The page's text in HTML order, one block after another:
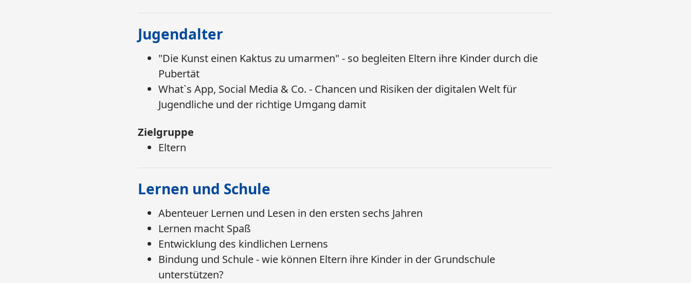
Jugendalter
"Die Kunst einen Kaktus zu umarmen" - so begleiten Eltern ihre Kinder durch die
Pubertät
What`s App, Social Media & Co. - Chancen und Risiken der digitalen Welt für
Jugendliche und der richtige Umgang damit
Zielgruppe
​​​​​​​Eltern​​​​​​​​​
Lernen und Schule
Abenteuer Lernen und Lesen in den ersten sechs Jahren
Lernen macht Spaß
Entwicklung des kindlichen Lernens
Bindung und Schule - wie können Eltern ihre Kinder in der Grundschule
unterstützen?